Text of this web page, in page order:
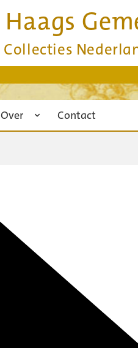
Haags
Collecties
Over Contact